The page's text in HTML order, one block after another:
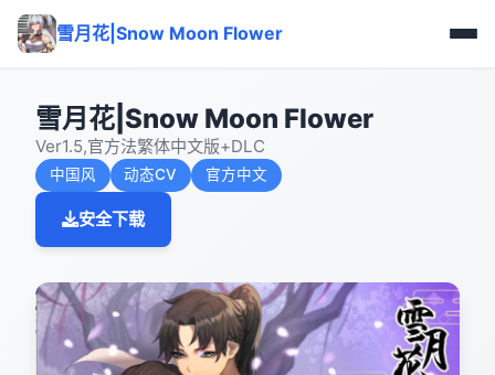
雪月花|Snow Moon Flower
雪月花|Snow Moon Flower
Ver1.5,官方法繁体中文版+DLC
中国风 动态CV 官方中文
安全下载